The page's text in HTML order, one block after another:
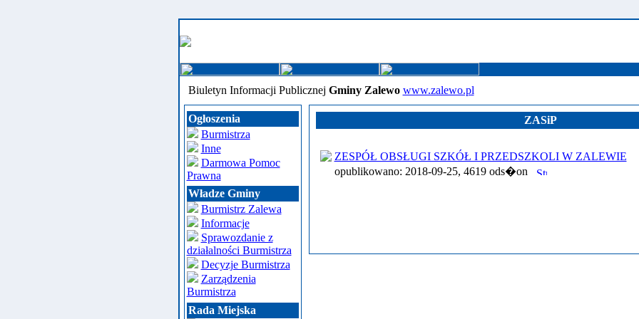
Biuletyn Informacji Publicznej Gminy Zalewo www.zalewo.pl
Ogłoszenia
Burmistrza
Inne
Darmowa Pomoc
Prawna
Władze Gminy
Burmistrz Zalewa
Informacje
Sprawozdanie z
działalności Burmistrza
Decyzje Burmistrza
Zarządzenia
Burmistrza
Rada Miejska
ZASiP
ZESPÓŁ OBSŁUGI SZKÓŁ I PRZEDSZKOLI W ZALEWIE
opublikowano: 2018-09-25, 4619 ods�on